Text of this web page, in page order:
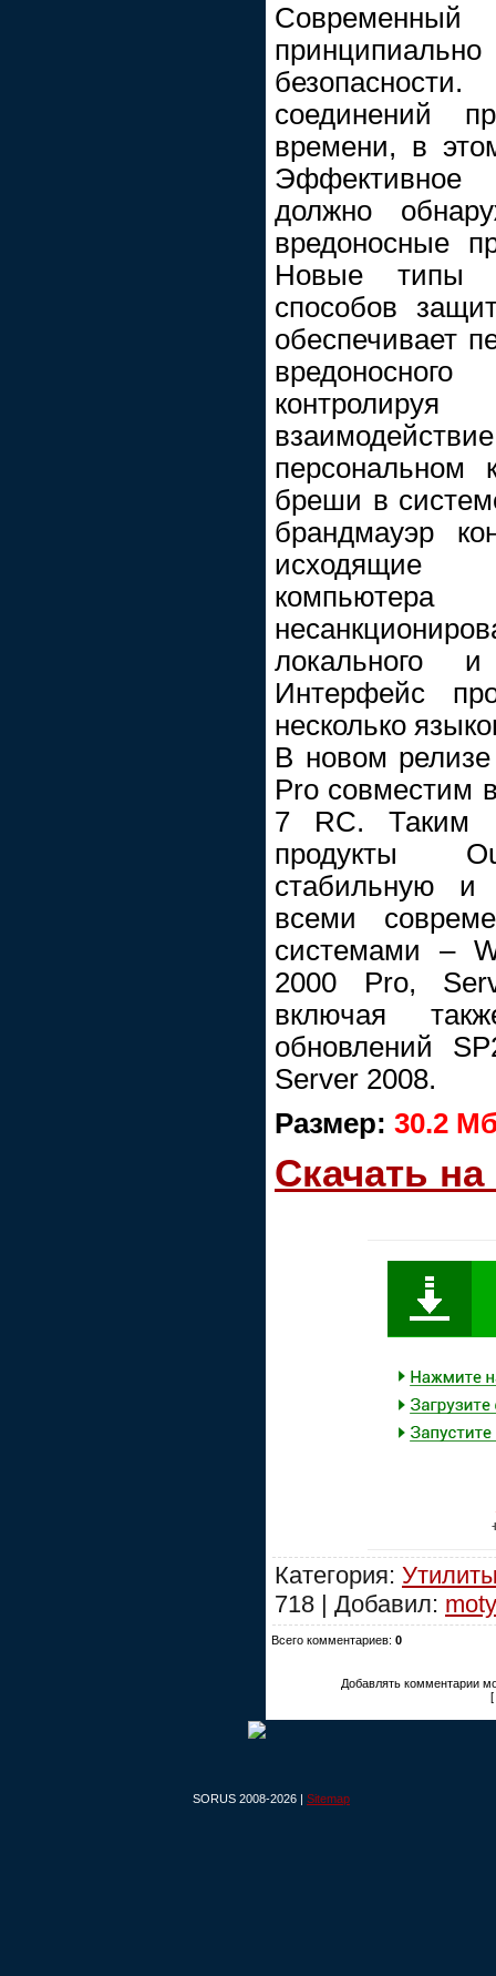
соединений
времени, в
Эффективное
должно
вредоносные
Новые типы
способов
обеспечивает
персональном
бреши в
брандмауэр
исходящие
локального
Интерфейс
несколько
В новом
Pro совместим
7 RC. Таким
продукты
стабильную и
всеми
системами –
2000 Pro,
включая
обновлений
Server 2008.
Размер: 30.2
Скачать
Категория:
718 | Добавил:
Всего комментариев: 0
Добавлять комментарии
[
SORUS 2008-2026 | Sitemap